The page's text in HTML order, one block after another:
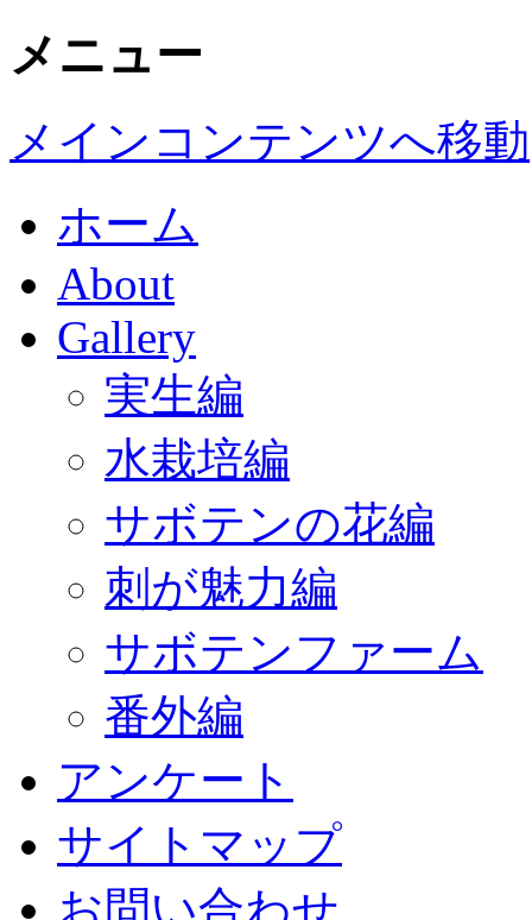
メニュー
メインコンテンツへ移動
ホーム
About
Gallery
実生編
水栽培編
サボテンの花編
刺が魅力編
サボテンファーム
番外編
アンケート
サイトマップ
お問い合わせ